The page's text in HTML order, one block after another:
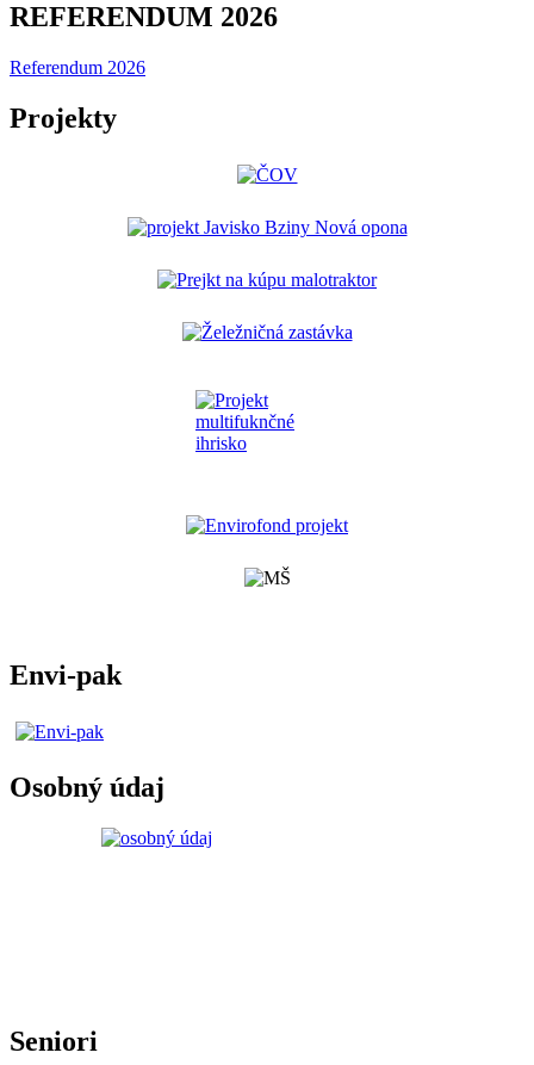
REFERENDUM 2026
Referendum 2026
Projekty
Envi-pak
Osobný údaj
Seniori